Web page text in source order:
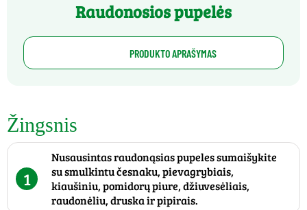
Raudonosios pupelės
PRODUKTO APRAŠYMAS
Žingsnis
1
Nusausintas raudonąsias pupeles sumaišykite
su smulkintu česnaku, pievagrybiais,
kiaušiniu, pomidorų piure, džiuvesėliais,
raudonėliu, druska ir pipirais.